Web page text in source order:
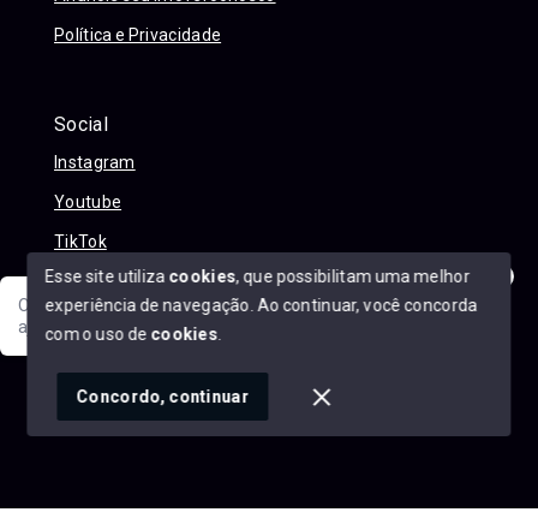
Olá! Sua jornada ao novo imóvel começa aqui. Como posso
ajudar?
Política e Privacidade
Social
Instagram
Youtube
TikTok
© Copyright 2026 - Alexandre Abreu Imóveis - Todos os
SITE PARA IMOBILIARIA
Esse site utiliza cookies, que possibilitam uma melhor
experiência de navegação. Ao continuar, você concorda
com o uso de cookies
Concordo, continuar